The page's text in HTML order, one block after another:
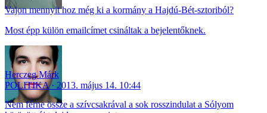
Vajon mennyit hoz még ki a kormány a Hajdú-Bét-sztoriból?
Most épp külön emailcímet csináltak a bejelentőknek.
Herczeg Márk
POLITIKA
2013. május 14. 10:44
Nem férne össze a szívcsakrával a sok rosszindulat a Sólyom